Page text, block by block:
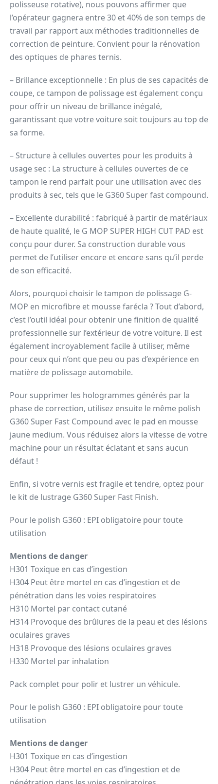
polisseuse rotative), nous pouvons affirmer que
l’opérateur gagnera entre 30 et 40% de son temps de
travail par rapport aux méthodes traditionnelles de
correction de peinture. Convient pour la rénovation
des optiques de phares ternis.
– Brillance exceptionnelle : En plus de ses capacités de
coupe, ce tampon de polissage est également conçu
pour offrir un niveau de brillance inégalé,
garantissant que votre voiture soit toujours au top de
sa forme.
– Structure à cellules ouvertes pour les produits à
usage sec : La structure à cellules ouvertes de ce
tampon le rend parfait pour une utilisation avec des
produits à sec, tels que le G360 Super fast compound.
– Excellente durabilité : fabriqué à partir de matériaux
de haute qualité, le G MOP SUPER HIGH CUT PAD est
conçu pour durer. Sa construction durable vous
permet de l’utiliser encore et encore sans qu’il perde
de son efficacité.
Alors, pourquoi choisir le tampon de polissage G-
MOP en microfibre et mousse farécla ? Tout d’abord,
c’est l’outil idéal pour obtenir une finition de qualité
professionnelle sur l’extérieur de votre voiture. Il est
également incroyablement facile à utiliser, même
pour ceux qui n’ont que peu ou pas d’expérience en
matière de polissage automobile.
Pour supprimer les hologrammes générés par la
phase de correction, utilisez ensuite le même polish
G360 Super Fast Compound avec le pad en mousse
jaune medium. Vous réduisez alors la vitesse de votre
machine pour un résultat éclatant et sans aucun
défaut !
Enfin, si votre vernis est fragile et tendre, optez pour
le kit de lustrage G360 Super Fast Finish.
Pour le polish G360 : EPI obligatoire pour toute
utilisation
Mentions de danger
H301 Toxique en cas d’ingestion
H304 Peut être mortel en cas d’ingestion et de
pénétration dans les voies respiratoires
H310 Mortel par contact cutané
H314 Provoque des brûlures de la peau et des lésions
oculaires graves
H318 Provoque des lésions oculaires graves
H330 Mortel par inhalation
Pack complet pour polir et lustrer un véhicule.
Pour le polish G360 : EPI obligatoire pour toute
utilisation
Mentions de danger
H301 Toxique en cas d’ingestion
H304 Peut être mortel en cas d’ingestion et de